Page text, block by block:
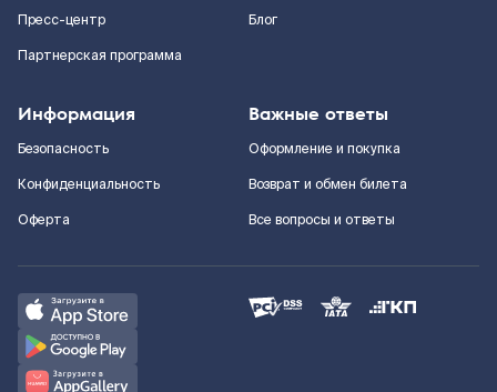
Пресс-центр
Партнерская программа
Блог
Информация
Безопасность
Конфиденциальность
Оферта
Важные ответы
Оформление и покупка
Возврат и обмен билета
Все вопросы и ответы